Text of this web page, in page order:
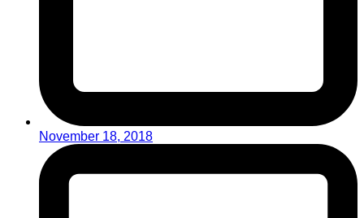
November 18, 2018